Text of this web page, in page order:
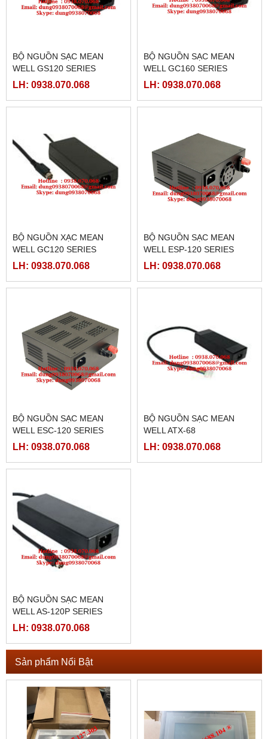
BỘ NGUỒN SẠC MEAN
WELL GS120 SERIES
LH: 0938.070.068
BỘ NGUỒN SẠC MEAN
WELL GC160 SERIES
LH: 0938.070.068
BỘ NGUỒN XẠC MEAN
WELL GC120 SERIES
LH: 0938.070.068
BỘ NGUỒN SẠC MEAN
WELL ESP-120 SERIES
LH: 0938.070.068
BỘ NGUỒN SẠC MEAN
WELL ESC-120 SERIES
LH: 0938.070.068
BỘ NGUỒN SẠC MEAN
WELL ATX-68
LH: 0938.070.068
BỘ NGUỒN SẠC MEAN
WELL AS-120P SERIES
LH: 0938.070.068
Sản phẩm Nổi Bật